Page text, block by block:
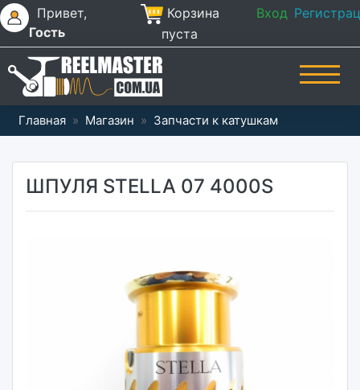
Привет,
Гость
Корзина
пуста
Вход
Главная » Магазин » Запчасти к катушкам
ШПУЛЯ STELLA 07 4000S